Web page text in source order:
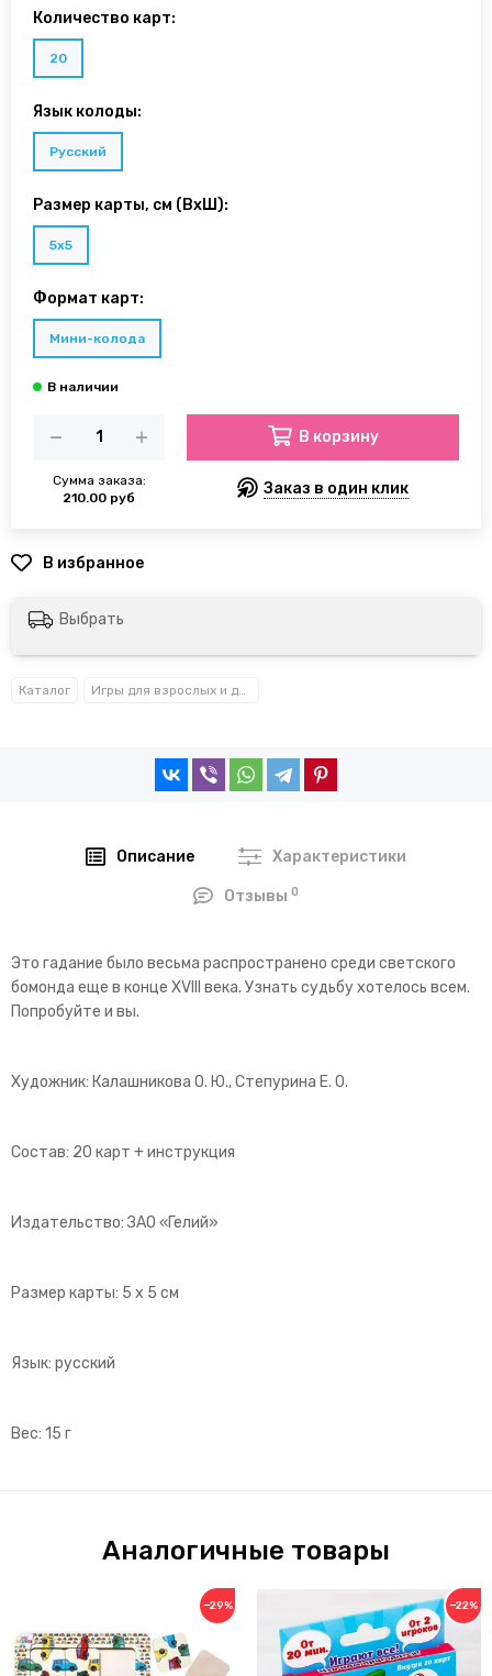
Количество карт:
20
Язык колоды:
Русский
Размер карты, см (ВхШ):
5х5
Формат карт:
Мини-колода
Сумма заказа:
210.00 руб
В корзину
Заказ в один клик
Выбрать
Каталог Игры для взрослых и детей
Описание Характеристики
Отзывы0
Это гадание было весьма распространено среди светского
бомонда еще в конце XVIII века. Узнать судьбу хотелось всем.
Попробуйте и вы.
Художник: Калашникова О. Ю., Степурина Е. О.
Состав: 20 карт + инструкция
Издательство: ЗАО «Гелий»
Размер карты: 5 х 5 см
Язык: русский
Вес: 15 г
Аналогичные товары
−29% −22%